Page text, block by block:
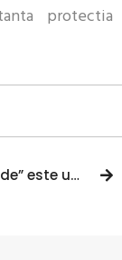
protectia
Cat de „verde” este un automobil electric?